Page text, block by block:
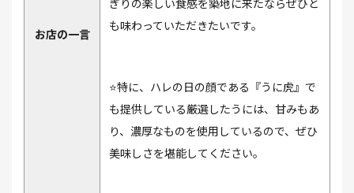
お店の一言
ぎりの楽しい⾷感を築地に来たならぜひと
も味わっていただきたいです。
⭐特に、ハレの⽇の顔である『うに⻁』で
も提供している厳選したうには、⽢みもあ
り、濃厚なものを使⽤しているので、ぜひ
美味しさを堪能してください。